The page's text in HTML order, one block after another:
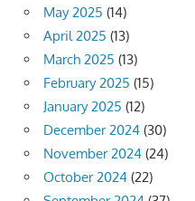
May 2025 (14)
April 2025 (13)
March 2025 (13)
February 2025 (15)
January 2025 (12)
December 2024 (30)
November 2024 (24)
October 2024 (22)